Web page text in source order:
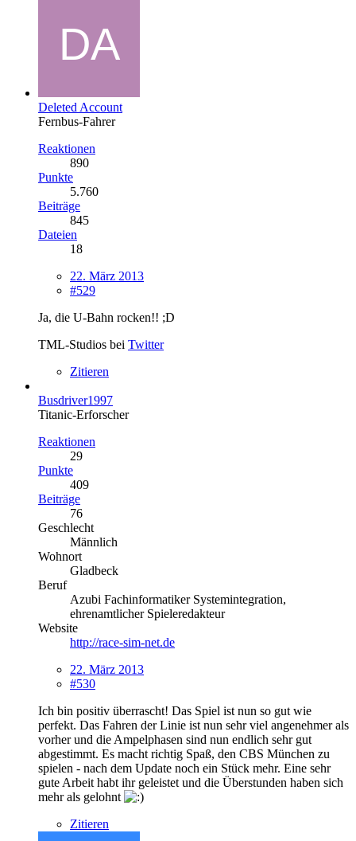
Deleted Account
Fernbus-Fahrer
Reaktionen
890
Punkte
5.760
Beiträge
845
Dateien
18
22. März 2013
#529
Ja, die U-Bahn rocken!! ;D
TML-Studios bei Twitter
Zitieren
Busdriver1997
Titanic-Erforscher
Reaktionen
29
Punkte
409
Beiträge
76
Geschlecht
Männlich
Wohnort
Gladbeck
Beruf
Azubi Fachinformatiker Systemintegration,
ehrenamtlicher Spieleredakteur
Website
http://race-sim-net.de
22. März 2013
#530
Ich bin positiv überrascht! Das Spiel ist nun so gut wie
perfekt. Das Fahren der Linie ist nun sehr viel angenehmer als
vorher und die Ampelphasen sind nun endlich sehr gut
abgestimmt. Es macht richtig Spaß, den CBS München zu
spielen - nach dem Update noch ein Stück mehr. Eine sehr
gute Arbeit habt ihr geleistet und die Überstunden haben sich
mehr als gelohnt
Zitieren